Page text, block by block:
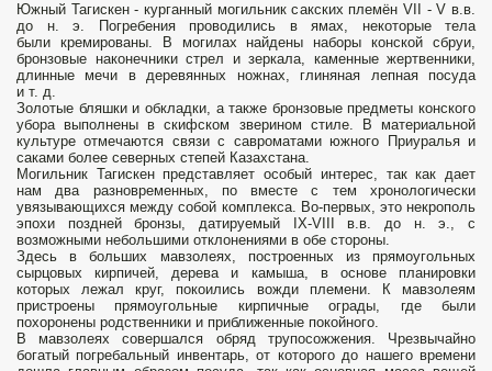
Южный Тагискен - курганный могильник сакских племён VII - V в.в.
до н. э. Погребения проводились в ямах, некоторые тела
были кремированы. В могилах найдены наборы конской сбруи,
бронзовые наконечники стрел и зеркала, каменные жертвенники,
длинные мечи в деревянных ножнах, глиняная лепная посуда
и т. д.
Золотые бляшки и обкладки, а также бронзовые предметы конского
убора выполнены в скифском зверином стиле. В материальной
культуре отмечаются связи с савроматами южного Приуралья и
саками более северных степей Казахстана.
Могильник Тагискен представляет особый интерес, так как дает
нам два разновременных, по вместе с тем хронологически
увязывающихся между собой комплекса. Во-первых, это некрополь
эпохи поздней бронзы, датируемый IX-VIII в.в. до н. э., с
возможными небольшими отклонениями в обе стороны.
Здесь в больших мавзолеях, построенных из прямоугольных
сырцовых кирпичей, дерева и камыша, в основе планировки
которых лежал круг, покоились вожди племени. К мавзолеям
пристроены прямоугольные кирпичные ограды, где были
похоронены родственники и приближенные покойного.
В мавзолеях совершался обряд трупосожжения. Чрезвычайно
богатый погребальный инвентарь, от которого до нашего времени